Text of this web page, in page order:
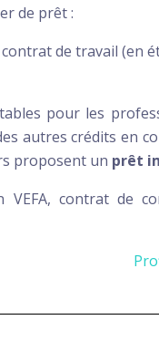
de prêt :
de travail (en
pour les
autres crédits en
proposent un prêt
contrat de